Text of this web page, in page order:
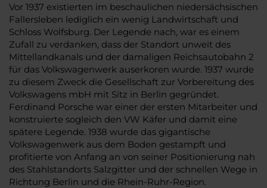
Vor 1937 existierten im beschaulichen niedersächsischen
Fallersleben lediglich ein wenig Landwirtschaft und
Schloss Wolfsburg. Der Legende nach, war es einem
Zufall zu verdanken, dass der Standort unweit des
Mittellandkanals und der damaligen Reichsautobahn 2
für das Volkswagenwerk auserkoren wurde. 1937 wurde
zu diesem Zweck die Gesellschaft zur Vorbereitung des
Volkswagens mbH mit Sitz in Berlin gegründet.
Ferdinand Porsche war einer der ersten Mitarbeiter und
konstruierte sogleich den VW Käfer und damit eine
spätere Legende. 1938 wurde das gigantische
Volkswagenwerk aus dem Boden gestampft und
profitierte von Anfang an von seiner Positionierung nah
des Stahlstandorts Salzgitter und der schnellen Wege in
Richtung Berlin und die Rhein-Ruhr-Region.